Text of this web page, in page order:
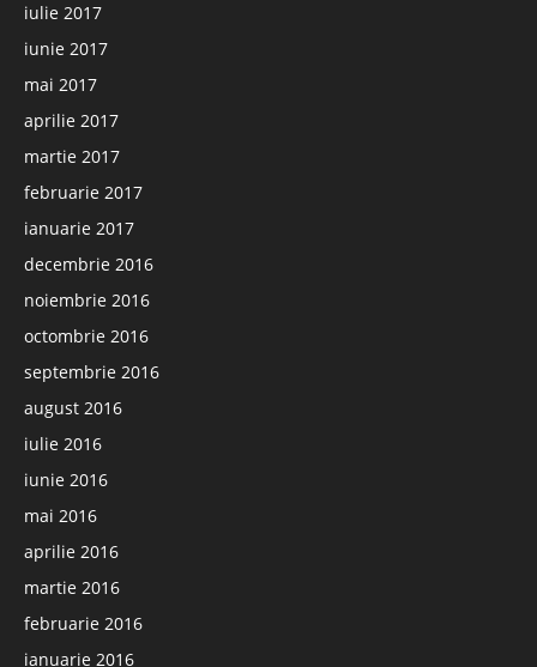
iulie 2017
iunie 2017
mai 2017
aprilie 2017
martie 2017
februarie 2017
ianuarie 2017
decembrie 2016
noiembrie 2016
octombrie 2016
septembrie 2016
august 2016
iulie 2016
iunie 2016
mai 2016
aprilie 2016
martie 2016
februarie 2016
ianuarie 2016